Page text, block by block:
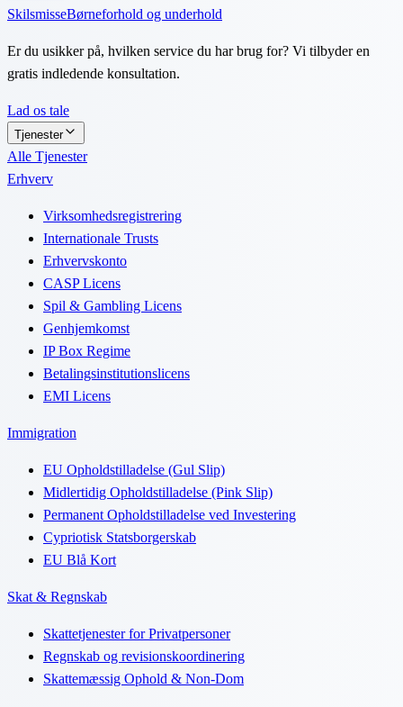
SkilsmisseBørneforhold og underhold
Er du usikker på, hvilken service du har brug for? Vi tilbyder en
gratis indledende konsultation.
Lad os tale
Tjenester
Alle Tjenester
Erhverv
Virksomhedsregistrering
Internationale Trusts
Erhvervskonto
CASP Licens
Spil & Gambling Licens
Genhjemkomst
IP Box Regime
Betalingsinstitutionslicens
EMI Licens
Immigration
EU Opholdstilladelse (Gul Slip)
Midlertidig Opholdstilladelse (Pink Slip)
Permanent Opholdstilladelse ved Investering
Cypriotisk Statsborgerskab
EU Blå Kort
Skat & Regnskab
Skattetjenester for Privatpersoner
Regnskab og revisionskoordinering
Skattemæssig Ophold & Non-Dom